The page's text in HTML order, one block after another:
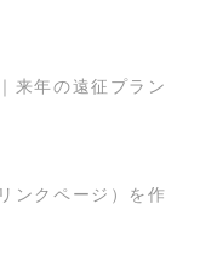
来年の遠征プラン
ンクページ）を作